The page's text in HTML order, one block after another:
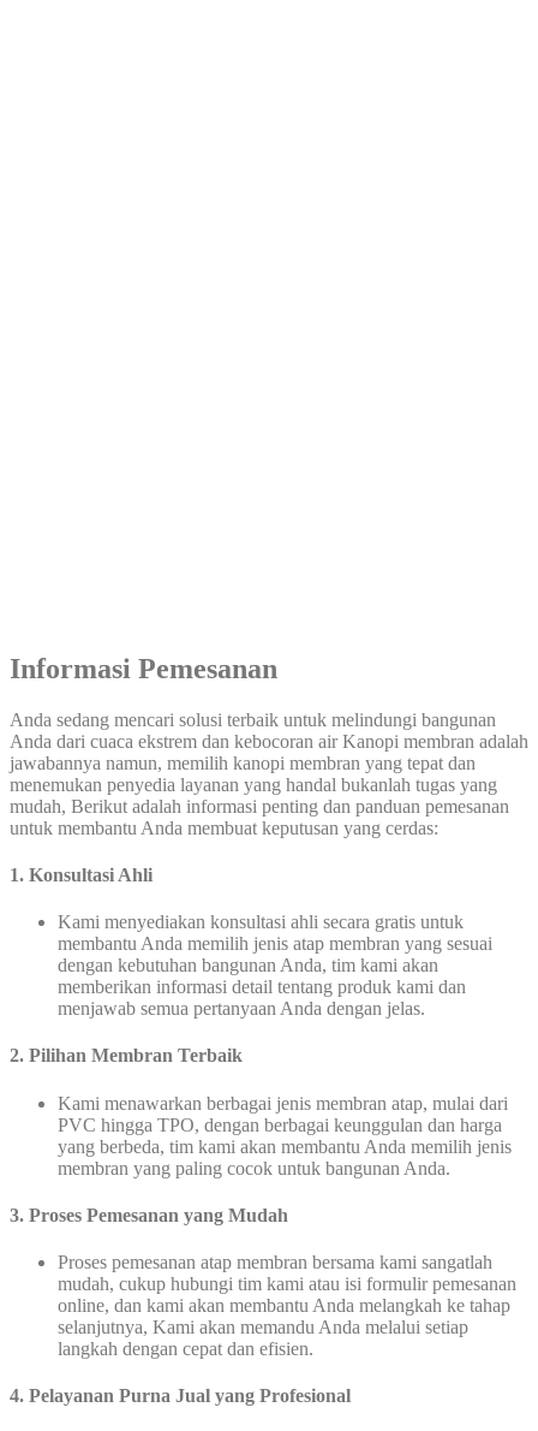
Informasi Pemesanan
Anda sedang mencari solusi terbaik untuk melindungi bangunan
Anda dari cuaca ekstrem dan kebocoran air Kanopi membran adalah
jawabannya namun, memilih kanopi membran yang tepat dan
menemukan penyedia layanan yang handal bukanlah tugas yang
mudah, Berikut adalah informasi penting dan panduan pemesanan
untuk membantu Anda membuat keputusan yang cerdas:
1. Konsultasi Ahli
Kami menyediakan konsultasi ahli secara gratis untuk
membantu Anda memilih jenis atap membran yang sesuai
dengan kebutuhan bangunan Anda, tim kami akan
memberikan informasi detail tentang produk kami dan
menjawab semua pertanyaan Anda dengan jelas.
2. Pilihan Membran Terbaik
Kami menawarkan berbagai jenis membran atap, mulai dari
PVC hingga TPO, dengan berbagai keunggulan dan harga
yang berbeda, tim kami akan membantu Anda memilih jenis
membran yang paling cocok untuk bangunan Anda.
3. Proses Pemesanan yang Mudah
Proses pemesanan atap membran bersama kami sangatlah
mudah, cukup hubungi tim kami atau isi formulir pemesanan
online, dan kami akan membantu Anda melangkah ke tahap
selanjutnya, Kami akan memandu Anda melalui setiap
langkah dengan cepat dan efisien.
4. Pelayanan Purna Jual yang Profesional